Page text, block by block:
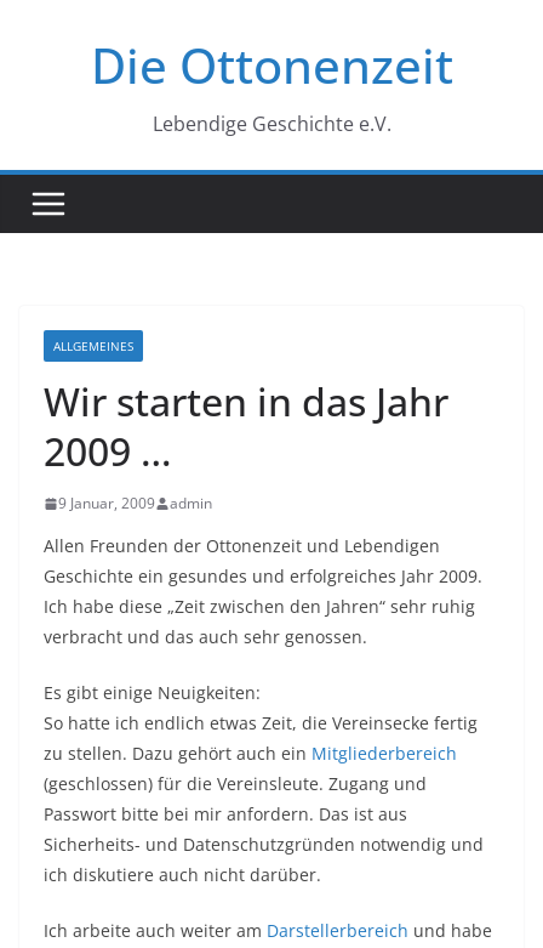
Die Ottonenzeit
Lebendige Geschichte e.V.
ALLGEMEINES
Wir starten in das Jahr
2009 …
9 Januar, 2009 admin
Allen Freunden der Ottonenzeit und Lebendigen
Geschichte ein gesundes und erfolgreiches Jahr 2009.
Ich habe diese „Zeit zwischen den Jahren“ sehr ruhig
verbracht und das auch sehr genossen.
Es gibt einige Neuigkeiten:
So hatte ich endlich etwas Zeit, die Vereinsecke fertig
zu stellen. Dazu gehört auch ein Mitgliederbereich
(geschlossen) für die Vereinsleute. Zugang und
Passwort bitte bei mir anfordern. Das ist aus
Sicherheits- und Datenschutzgründen notwendig und
ich diskutiere auch nicht darüber.
Ich arbeite auch weiter am Darstellerbereich und habe